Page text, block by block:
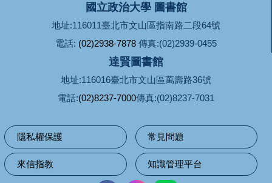
國立政治大學 圖書館
地址:116011臺北市文山區指南路二段64號
電話: (02)2938-7878 傳真:(02)2939-0455
達賢圖書館
地址:116016臺北市文山區萬壽路36號
電話:(02)8237-7000傳真:(02)8237-7031
隱私權保護 常見問題
來信指教 知識管理平台